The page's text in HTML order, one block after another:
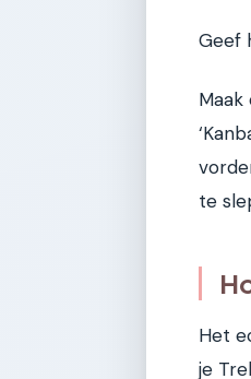
Geef
Maak
te
Het
je